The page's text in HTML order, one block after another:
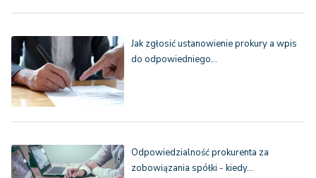
Jak zgłosić ustanowienie prokury a wpis
do odpowiedniego…
Odpowiedzialność prokurenta za
zobowiązania spółki - kiedy…